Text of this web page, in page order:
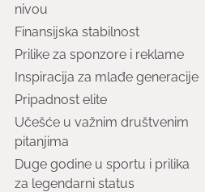
nivou
Finansijska stabilnost
Prilike za sponzore i reklame
Inspiracija za mlađe generacije
Pripadnost elite
Učešće u važnim društvenim
pitanjima
Duge godine u sportu i prilika
za legendarni status